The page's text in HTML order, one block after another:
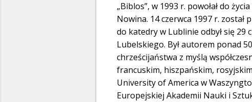
„Biblos”, w 1993 r. powołał do
Nowina. 14 czerwca 1997 r.
do katedry w Lublinie odbył się 29
Lubelskiego. Był autorem ponad
chrześcijaństwa z myślą
francuskim, hiszpańskim,
University of America w
Europejskiej Akademii Nauki i